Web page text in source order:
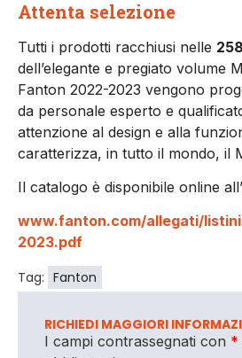
Attenta selezione
Tutti i prodotti racchiusi nelle
dell’elegante e pregiato volume
Fanton 2022-2023 vengono
da personale esperto e
attenzione al design e alla
caratterizza, in tutto il mondo, il
Il catalogo è disponibile online
www.fanton.com/allegati/
2023.pdf
Tag: Fanton
RICHIEDI MAGGIORI
I campi contrassegnati con *